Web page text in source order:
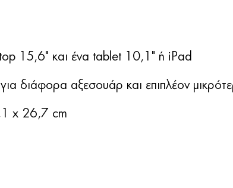
15,6" και ένα tablet 10,1" ή iPad
διάφορα αξεσουάρ και επιπλέον
x 26,7 cm